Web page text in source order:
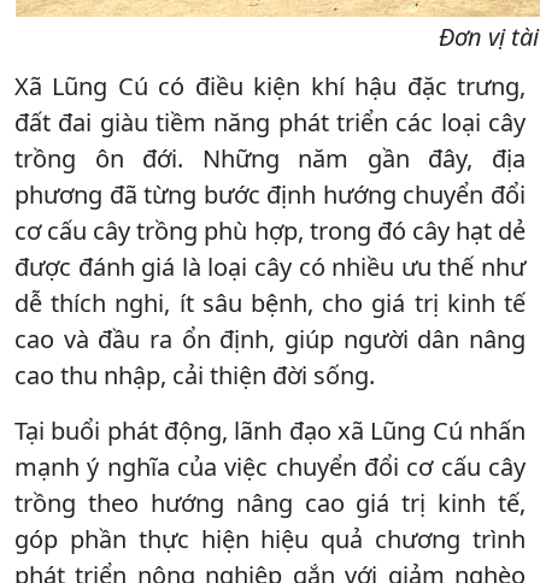
Đơn vị
Xã Lũng Cú có điều kiện khí hậu đặc trưng,
đất đai giàu tiềm năng phát triển các loại cây
trồng ôn đới. Những năm gần đây, địa
phương đã từng bước định hướng chuyển đổi
cơ cấu cây trồng phù hợp, trong đó cây hạt dẻ
được đánh giá là loại cây có nhiều ưu thế như
dễ thích nghi, ít sâu bệnh, cho giá trị kinh tế
cao và đầu ra ổn định, giúp người dân nâng
cao thu nhập, cải thiện đời sống.
Tại buổi phát động, lãnh đạo xã Lũng Cú nhấn
mạnh ý nghĩa của việc chuyển đổi cơ cấu cây
trồng theo hướng nâng cao giá trị kinh tế,
góp phần thực hiện hiệu quả chương trình
phát triển nông nghiệp gắn với giảm nghèo